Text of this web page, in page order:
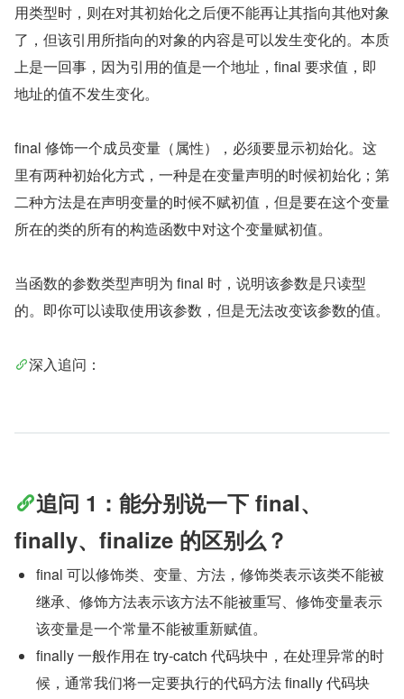
用类型时，则在对其初始化之后便不能再让其指向其他对象
了，但该引用所指向的对象的内容是可以发生变化的。本质
上是一回事，因为引用的值是一个地址，final 要求值，即
地址的值不发生变化。
final 修饰一个成员变量（属性），必须要显示初始化。这
里有两种初始化方式，一种是在变量声明的时候初始化；第
二种方法是在声明变量的时候不赋初值，但是要在这个变量
所在的类的所有的构造函数中对这个变量赋初值。
当函数的参数类型声明为 final 时，说明该参数是只读型
的。即你可以读取使用该参数，但是无法改变该参数的值。
深入追问：
追问 1：能分别说一下 final、
finally、finalize 的区别么？
final 可以修饰类、变量、方法，修饰类表示该类不能被
继承、修饰方法表示该方法不能被重写、修饰变量表示
该变量是一个常量不能被重新赋值。
finally 一般作用在 try-catch 代码块中，在处理异常的时
候，通常我们将一定要执行的代码方法 finally 代码块